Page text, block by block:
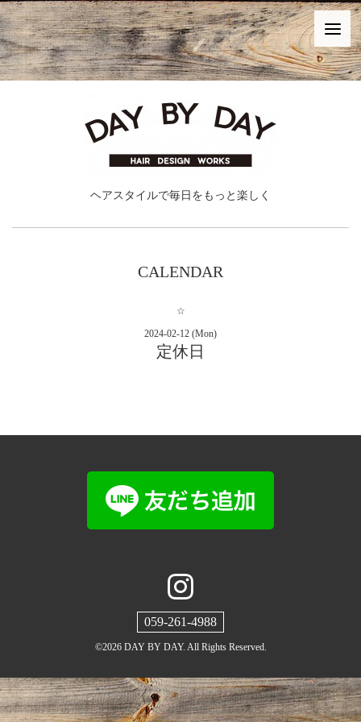
ヘアスタイルで毎日をもっと楽しく
CALENDAR
☆
2024-02-12 (Mon)
定休日
059-261-4988
©2026 DAY BY DAY. All Rights Reserved.